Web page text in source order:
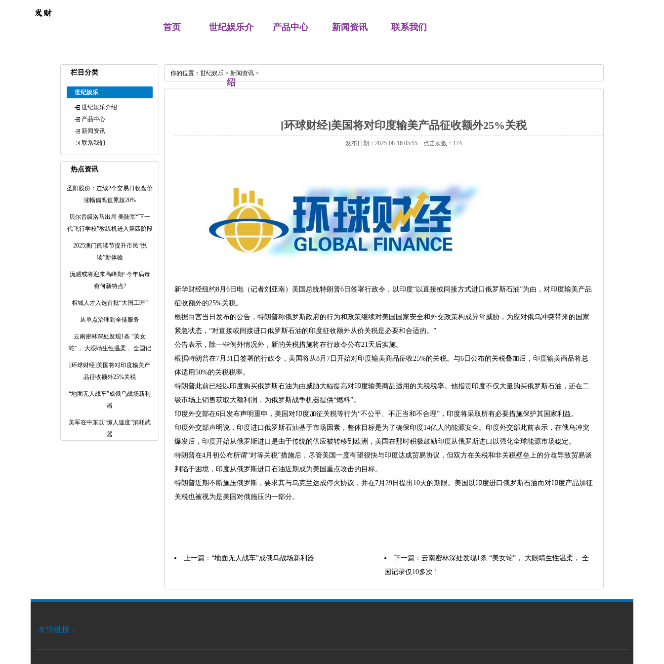
首页 世纪娱乐介
绍
产品中心 新闻资讯 联系我们
栏目分类
世纪娱乐
世纪娱乐介绍
产品中心
新闻资讯
联系我们
热点资讯
圣阳股份：连续2个交易日收盘价
涨幅偏离值累超20%
贝尔晋级洛马出局 美陆军“下一
代飞行学校”教练机进入第四阶段
2025澳门阅读节提升市民“悦
读”新体验
流感或将迎来高峰期! 今年病毒
有何新特点?
相城人才入选首批“大国工匠”
从单点治理到全链服务
云南密林深处发现1条 “美女
蛇”， 大眼睛生性温柔， 全国记
[环球财经]美国将对印度输美产
品征收额外25%关税
“地面无人战车”成俄乌战场新利
器
美军在中东以“惊人速度”消耗武
器
你的位置： 世纪娱乐 > 新闻资讯 >
[环球财经]美国将对印度输美产品征收额外25%关税
发布日期：2025-08-16 05:15 点击次数：174
新华财经纽约8月6日电（记者刘亚南）美国总统特朗普6日签署行政令，以印度“以直接或间接方式进口俄罗斯石油”为由，对印度输美产品
征收额外的25%关税。
根据白宫当日发布的公告，特朗普称俄罗斯政府的行为和政策继续对美国国家安全和外交政策构成异常威胁，为应对俄乌冲突带来的国家
紧急状态，“对直接或间接进口俄罗斯石油的印度征收额外从价关税是必要和合适的。”
公告表示，除一些例外情况外，新的关税措施将在行政令公布21天后实施。
根据特朗普在7月31日签署的行政令，美国将从8月7日开始对印度输美商品征收25%的关税。与6日公布的关税叠加后，印度输美商品将总
体适用50%的关税税率。
特朗普此前已经以印度购买俄罗斯石油为由威胁大幅提高对印度输美商品适用的关税税率。他指责印度不仅大量购买俄罗斯石油，还在二
级市场上销售获取大额利润，为俄罗斯战争机器提供“燃料”。
印度外交部在6日发布声明重申，美国对印度加征关税等行为“不公平、不正当和不合理”，印度将采取所有必要措施保护其国家利益。
印度外交部声明说，印度进口俄罗斯石油基于市场因素，整体目标是为了确保印度14亿人的能源安全。印度外交部此前表示，在俄乌冲突
爆发后，印度开始从俄罗斯进口是由于传统的供应被转移到欧洲，美国在那时积极鼓励印度从俄罗斯进口以强化全球能源市场稳定。
特朗普在4月初公布所谓“对等关税”措施后，尽管美国一度有望很快与印度达成贸易协议，但双方在关税和非关税壁垒上的分歧导致贸易谈
判陷于困境，印度从俄罗斯进口石油近期成为美国重点攻击的目标。
特朗普近期不断施压俄罗斯，要求其与乌克兰达成停火协议，并在7月29日提出10天的期限。美国以印度进口俄罗斯石油而对印度产品加征
关税也被视为是美国对俄施压的一部分。
上一篇： “地面无人战车”成俄乌战场新利器 下一篇： 云南密林深处发现1条 “美女蛇”， 大眼睛生性温柔， 全
国记录仅10多次 !
友情链接：